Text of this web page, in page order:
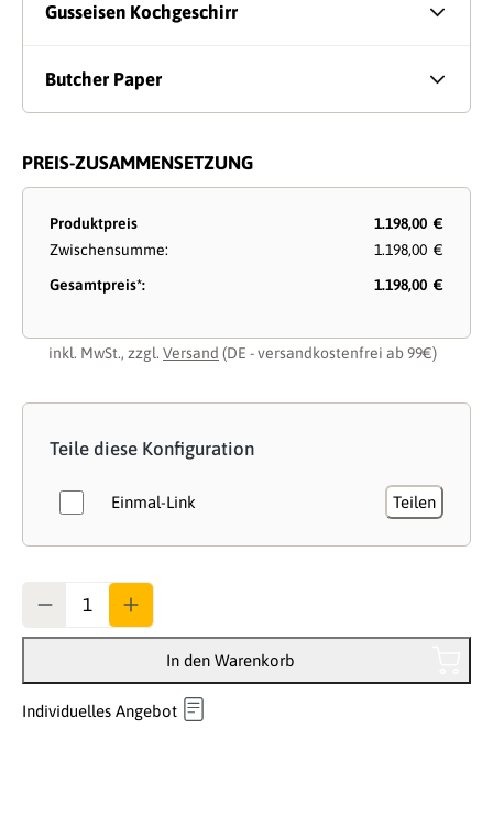
Gusseisen Kochgeschirr
Butcher Paper
PREIS-ZUSAMMENSETZUNG
Produktpreis
1.198,00 €
Zwischensumme:
1.198,00 €
Gesamtpreis*:
1.198,00 €
inkl. MwSt., zzgl. Versand (DE - versandkostenfrei ab 99€)
Teile diese Konfiguration
Einmal-Link Teilen
In den Warenkorb
Individuelles Angebot